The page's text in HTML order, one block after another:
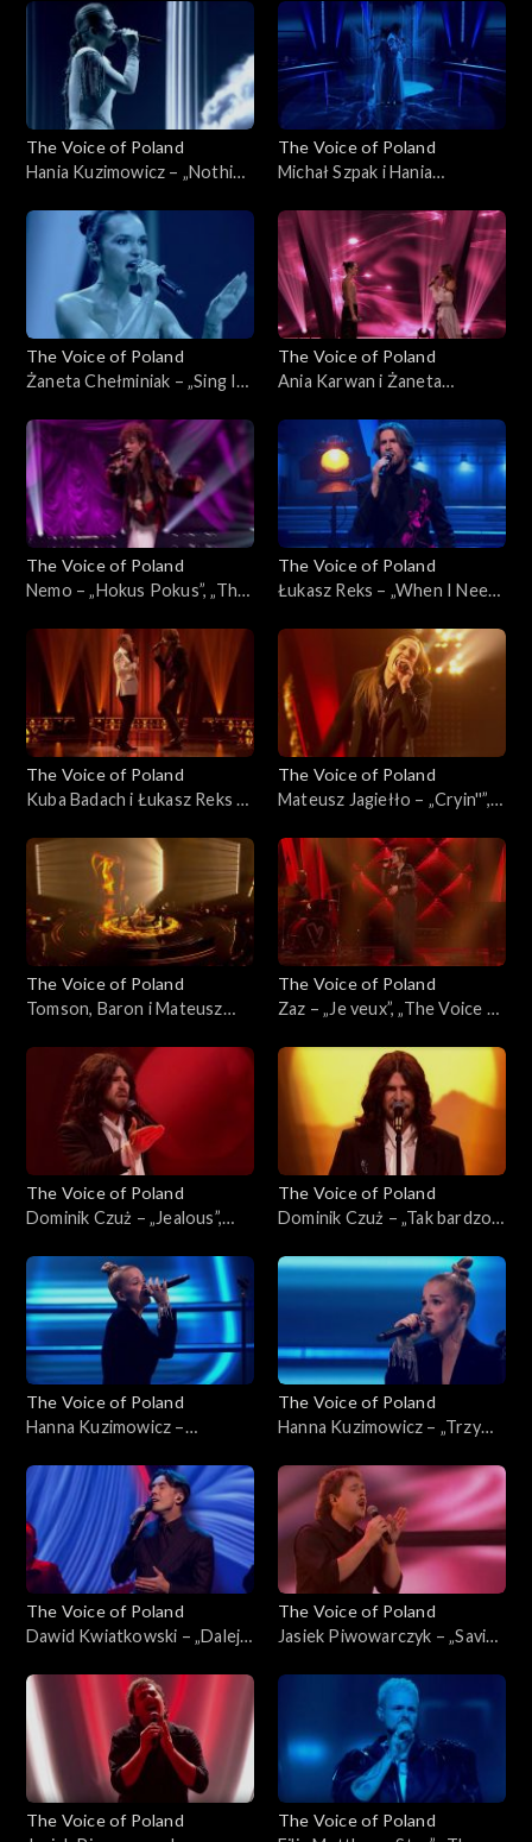
Voice of Poland”, Finał, 29
listopada 2025
„The Voice of Poland”, Finał,
29 listopada 2025
The Voice of Poland
Hania Kuzimowicz – „Nothing
Poland”, Finał, 29 listopada
The Voice of Poland
Michał Szpak i Hania
„The Voice of Poland”, Finał,
29 listopada 2025
The Voice of Poland
Żaneta Chełminiak – „Sing It
Finał, 29 listopada 2025
The Voice of Poland
Ania Karwan i Żaneta
with Somebody”, „The Voice
of Poland”, Finał, 29
listopada 2025
The Voice of Poland
Nemo – „Hokus Pokus”, „The
listopada 2025
The Voice of Poland
Łukasz Reks – „When I Need
Finał, 29 listopada 2025
The Voice of Poland
Kuba Badach i Łukasz Reks –
Poland”, Finał, 29 listopada
2025
The Voice of Poland
Mateusz Jagiełło – „Cryin''”,
29 listopada 2025
The Voice of Poland
Tomson, Baron i Mateusz
Love”, „The Voice of Poland”,
Finał, 29 listopada 2025
The Voice of Poland
Zaz – „Je veux”, „The Voice of
2025
The Voice of Poland
Dominik Czuż – „Jealous”,
22 listopada 2025
The Voice of Poland
Dominik Czuż – „Tak bardzo
Poland”, Live 3, 22 listopada
2025
The Voice of Poland
Hanna Kuzimowicz –
Voice of Poland”, Live 3, 22
listopada 2025
The Voice of Poland
Hanna Kuzimowicz – „Trzy
Poland”, Live 3, 22 listopada
2025
The Voice of Poland
Dawid Kwiatkowski – „Dalej,
Live 3, 22 listopada 2025
The Voice of Poland
Jasiek Piwowarczyk – „Saving
Voice of Poland”, Live 3, 22
listopada 2025
The Voice of Poland
The Voice of Poland